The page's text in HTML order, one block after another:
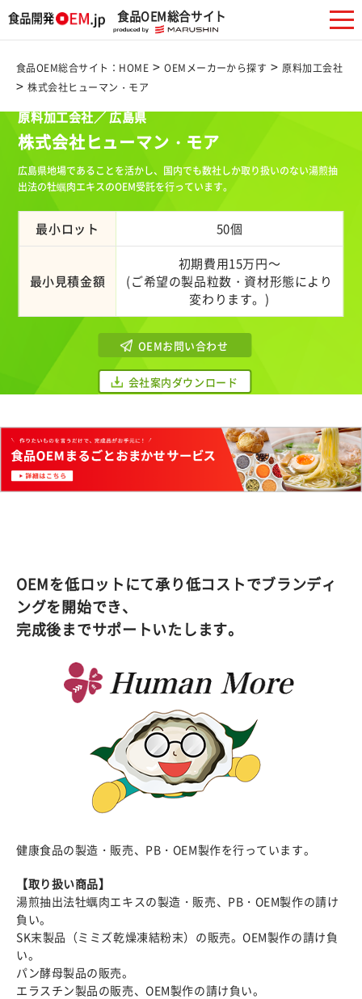
食品OEM総合サイト
食品OEM総合サイト：HOME >OEMメーカーから探す >原料加工会社
>株式会社ヒューマン・モア
原料加工会社／ 広島県
株式会社ヒューマン・モア
広島県地場であることを活かし、国内でも数社しか取り扱いのない湯煎抽
出法の牡蠣肉エキスのOEM受託を行っています。
最小ロット 50個
最小見積金額
初期費用15万円～
(ご希望の製品粒数・資材形態により
変わります。)
OEMお問い合わせ
会社案内ダウンロード
OEMを低ロットにて承り低コストでブランディ
ングを開始でき、
完成後までサポートいたします。
健康食品の製造・販売、PB・OEM製作を行っています。
【取り扱い商品】
湯煎抽出法牡蠣肉エキスの製造・販売、PB・OEM製作の請け
負い。
SK末製品（ミミズ乾燥凍結粉末）の販売。OEM製作の請け負
い。
パン酵母製品の販売。
エラスチン製品の販売、OEM製作の請け負い。